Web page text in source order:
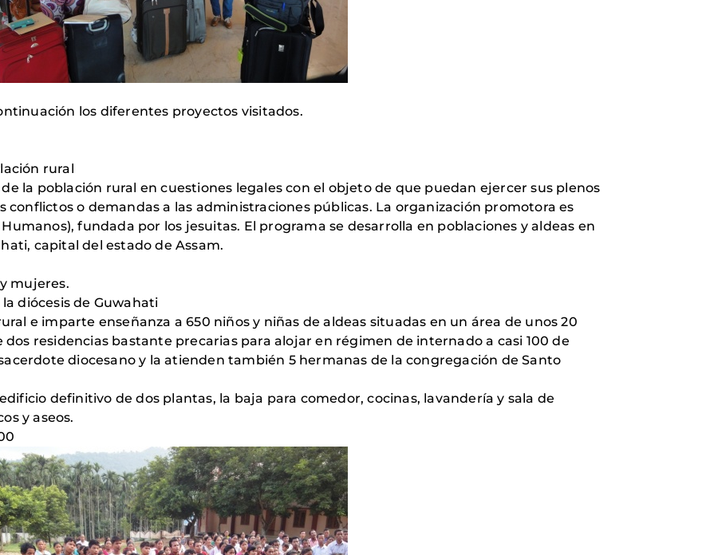
los diferentes proyectos visitados.
rural
la población rural en cuestiones legales con el objeto de que puedan ejercer sus plenos
conflictos o demandas a las administraciones públicas. La organización promotora es
fundada por los jesuitas. El programa se desarrolla en poblaciones y aldeas en
capital del estado de Assam.
mujeres.
diócesis de Guwahati
e imparte enseñanza a 650 niños y niñas de aldeas situadas en un área de unos 20
residencias bastante precarias para alojar en régimen de internado a casi 100 de
diocesano y la atienden también 5 hermanas de la congregación de Santo
definitivo de dos plantas, la baja para comedor, cocinas, lavandería y sala de
y aseos.